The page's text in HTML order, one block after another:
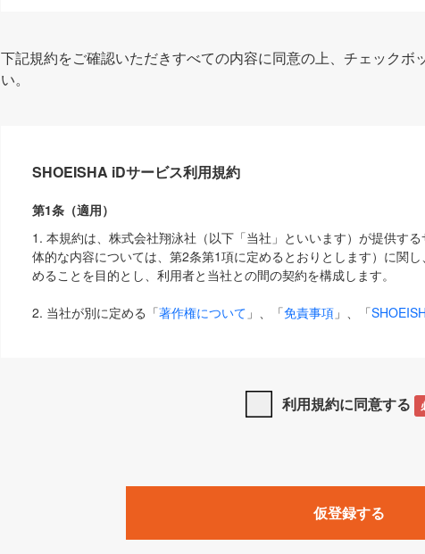
下記規約をご確認いただきすべての内容に同意の上、チェックボ
い。
SHOEISHA iDサービス利用規約
第1条（適用）
1. 本規約は、株式会社翔泳社（以下「当社」といいます）が提供す
体的な内容については、第2条第1項に定めるとおりとします）に関
めることを目的とし、利用者と当社との間の契約を構成します。
2. 当社が別に定める「著作権について 」、「免責事項 」、「
は、本規約の規定が優先して適用されるものとします。
1. 「本サービス」とは、当社が提供する以下のサービス（名称や内
みます）及びこれらサービスに関連して当社が実施するイベントやキ
「SEBook」「SEShop」「CodeZine」「MarkeZine」「
利用規約に同意する
仮登録する